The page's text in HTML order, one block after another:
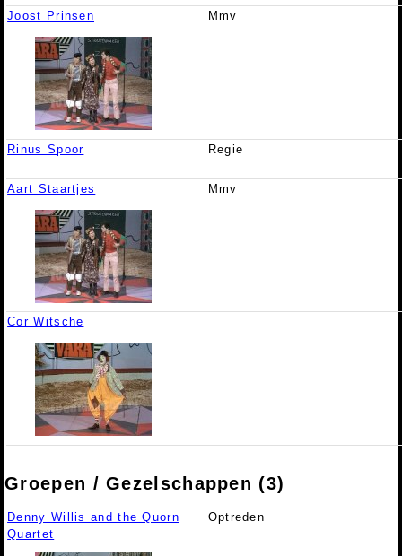
Joost Prinsen Mmv
Rinus Spoor Regie
Aart Staartjes Mmv
Cor Witsche
Groepen / Gezelschappen (3)
Denny Willis and the Quorn
Quartet
Optreden